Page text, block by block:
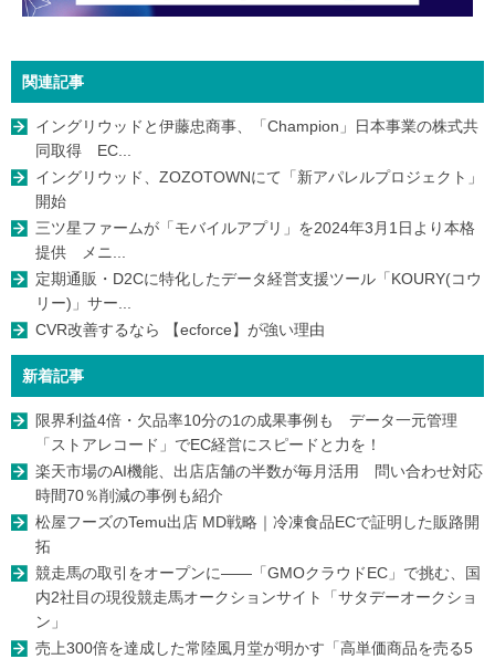
関連記事
イングリウッドと伊藤忠商事、「Champion」日本事業の株式共
同取得 EC...
イングリウッド、ZOZOTOWNにて「新アパレルプロジェクト」
開始
三ツ星ファームが「モバイルアプリ」を2024年3月1日より本格
提供 メニ...
定期通販・D2Cに特化したデータ経営支援ツール「KOURY(コウ
リー)」サー...
CVR改善するなら 【ecforce】が強い理由
新着記事
限界利益4倍・欠品率10分の1の成果事例も データ一元管理
「ストアレコード」でEC経営にスピードと力を！
楽天市場のAI機能、出店店舗の半数が毎月活用 問い合わせ対応
時間70％削減の事例も紹介
松屋フーズのTemu出店 MD戦略｜冷凍食品ECで証明した販路開
拓
競走馬の取引をオープンに――「GMOクラウドEC」で挑む、国
内2社目の現役競走馬オークションサイト「サタデーオークショ
ン」
売上300倍を達成した常陸風月堂が明かす「高単価商品を売る5